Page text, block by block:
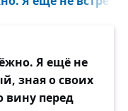
Я ещё не
зная о своих
перед